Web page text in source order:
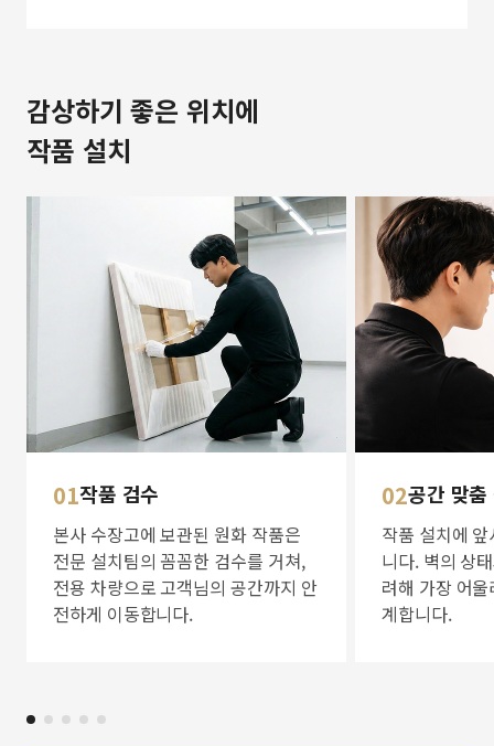
감상하기 좋은 위치에
작품 설치
01작품 검수
본사 수장고에 보관된 원화 작품은
전문 설치팀의 꼼꼼한 검수를 거쳐,
전용 차량으로 고객님의 공간까지 안
전하게 이동합니다.
02공간 맞
작품 설치에
니다. 벽의 상
려해 가장 어
계합니다.